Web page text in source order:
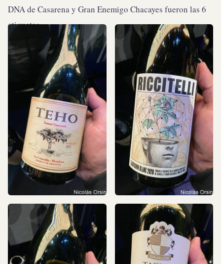
DNA de Casarena y Gran Enemigo Chacayes fueron las 6
etiquetas.